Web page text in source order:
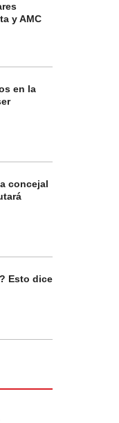
y AMC
en la
concejal
Esto dice